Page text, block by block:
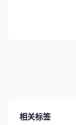
相关标签